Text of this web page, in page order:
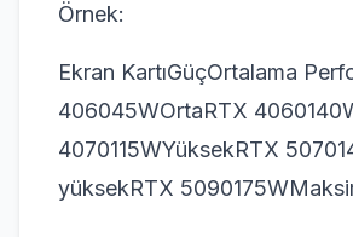
Örnek:
Ekran KartıGüçOrtalama
406045WOrtaRTX
4070115WYüksekRTX
yüksekRTX